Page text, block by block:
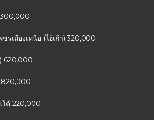
300,000
รเมืองเหนือ (ไอ้เก้า) 320,000
620,000
820,000
ใต้ 220,000